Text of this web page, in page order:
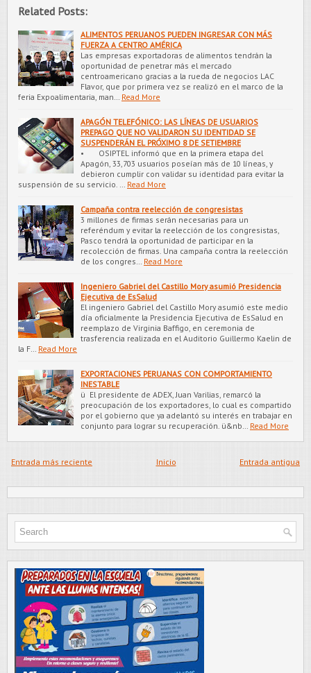
Related Posts:
ALIMENTOS PERUANOS PUEDEN INGRESAR CON MÁS
FUERZA A CENTRO AMÉRICA
Las empresas exportadoras de alimentos tendrán la
oportunidad de penetrar más el mercado
centroamericano gracias a la rueda de negocios LAC
Flavor, que por primera vez se realizó en el marco de la
feria Expoalimentaria, man…
Read More
APAGÓN TELEFÓNICO: LAS LÍNEAS DE USUARIOS
PREPAGO QUE NO VALIDARON SU IDENTIDAD SE
SUSPENDERÁN EL PRÓXIMO 8 DE SETIEMBRE
• OSIPTEL informó que en la primera etapa del
Apagón, 33,703 usuarios poseían más de 10 líneas, y
debieron cumplir con validar su identidad para evitar la
suspensión de su servicio. …
Read More
Campaña contra reelección de congresistas
3 millones de firmas serán necesarias para un
referéndum y evitar la reelección de los congresistas,
Pasco tendrá la oportunidad de participar en la
recolección de firmas. Una campaña contra la reelección
de los congres…
Read More
Ingeniero Gabriel del Castillo Mory asumió Presidencia
Ejecutiva de EsSalud
El ingeniero Gabriel del Castillo Mory asumió este medio
día oficialmente la Presidencia Ejecutiva de EsSalud en
reemplazo de Virginia Baffigo, en ceremonia de
trasferencia realizada en el Auditorio Guillermo Kaelin de
la F…
Read More
EXPORTACIONES PERUANAS CON COMPORTAMIENTO
INESTABLE
ü El presidente de ADEX, Juan Varilias, remarcó la
preocupación de los exportadores, lo cual es compartido
por el gobierno que ya adelantó su interés en trabajar en
conjunto para lograr su recuperación. ü&nb…
Read More
Entrada más reciente Entrada antigua
Inicio